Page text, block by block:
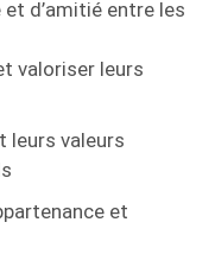
d’amitié entre les
valoriser leurs
leurs valeurs
et